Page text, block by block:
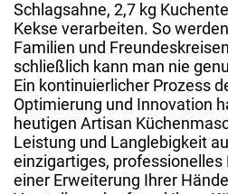
Schlagsahne, 2,7 kg
Kekse verarbeiten. So
Familien und
schließlich kann man nie
Ein kontinuierlicher Prozess
Optimierung und Innovation
heutigen Artisan
Leistung und Langlebigkeit
einzigartiges, professionelles
einer Erweiterung Ihrer